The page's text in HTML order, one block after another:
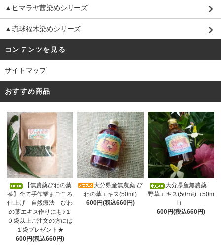
▲ヒマラヤ茜染めシリーズ
▲琉球福木染めシリーズ
コンテンツを見る
サイトマップ
おすすめ商品
【無農薬びわの葉
茶】全て手作業まごころ
仕上げ 自然療法 びわ
の葉エキス作りにも♪１
０袋以上ご注文の方には
１袋プレゼント★
600円(税込660円)
大分県産無農薬 び
わの葉エキス(50ml)
600円(税込660円)
大分県産無農薬
野草エキス(50ⅿℓ)（50m
l）
600円(税込660円)